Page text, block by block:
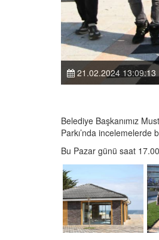
21.02.2024 13:09:13
Belediye Başkanımız
Parkı’nda incelemelerde
Bu Pazar günü saat